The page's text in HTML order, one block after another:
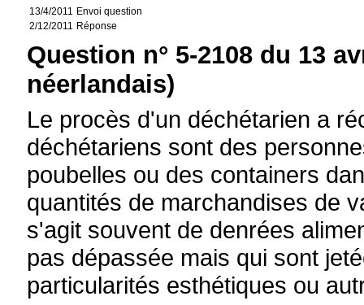
13/4/2011 Envoi question
2/12/2011 Réponse
Question n° 5-2108 du 13
néerlandais)
Le procès d'un déchétarien a
déchétariens sont des
poubelles ou des containers
quantités de marchandises de
s'agit souvent de denrées
pas dépassée mais qui sont
particularités esthétiques ou